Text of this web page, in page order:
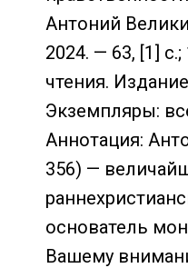
Антоний
2024. — 63, [1]
чтения.
Экземпляры:
Аннотация:
356) —
основатель
Вашему